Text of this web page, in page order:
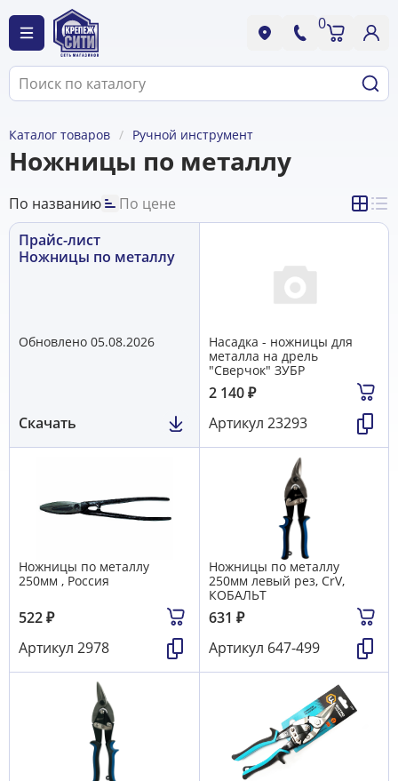
0
Каталог товаров Ручной инструмент
Ножницы по металлу
По названию
По цене
Прайс-лист
Ножницы по металлу
Обновлено 05.08.2026
Скачать
Насадка - ножницы для
металла на дрель
"Сверчок" ЗУБР
2 140₽
Артикул 23293
Ножницы по металлу
250мм , Россия
522₽
Артикул 2978
Ножницы по металлу
250мм левый рез, CrV,
КОБАЛЬТ
631 ₽
Артикул 647-499